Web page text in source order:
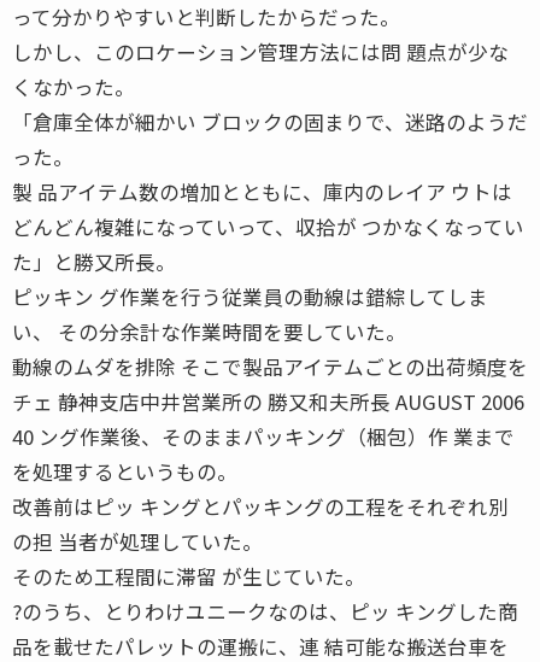
って分かりやすいと判断したからだった。
しかし、このロケーション管理方法には問 題点が少な
くなかった。
「倉庫全体が細かい ブロックの固まりで、迷路のようだ
った。
製 品アイテム数の増加とともに、庫内のレイア ウトは
どんどん複雑になっていって、収拾が つかなくなってい
た」と勝又所長。
ピッキン グ作業を行う従業員の動線は錯綜してしま
い、 その分余計な作業時間を要していた。
動線のムダを排除 そこで製品アイテムごとの出荷頻度を
チェ 静神支店中井営業所の 勝又和夫所長 AUGUST 2006
40 ング作業後、そのままパッキング（梱包）作 業まで
を処理するというもの。
改善前はピッ キングとパッキングの工程をそれぞれ別
の担 当者が処理していた。
そのため工程間に滞留 が生じていた。
?のうち、とりわけユニークなのは、ピッ キングした商
品を載せたパレットの運搬に、連 結可能な搬送台車を